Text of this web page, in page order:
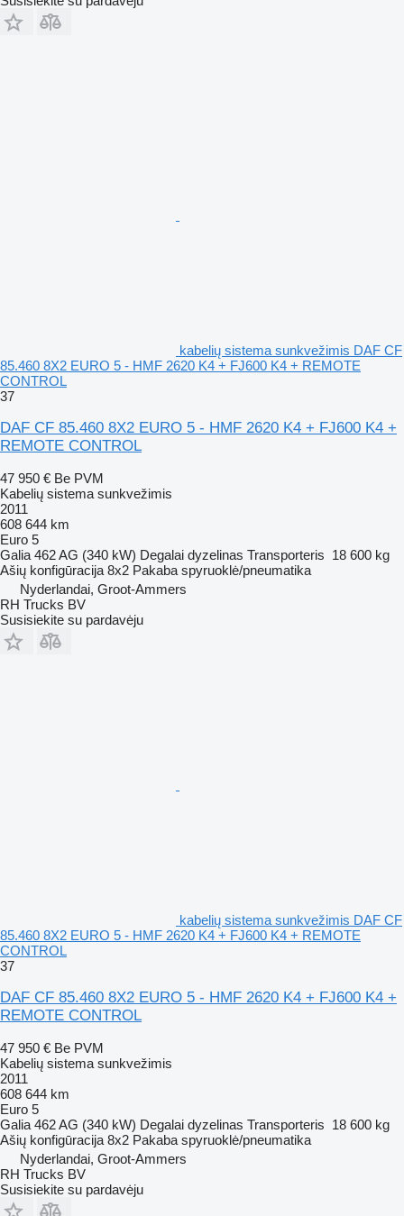
kabelių sistema sunkvežimis DAF CF
85.460 8X2 EURO 5 - HMF 2620 K4 + FJ600 K4 + REMOTE
CONTROL
37
DAF CF 85.460 8X2 EURO 5 - HMF 2620 K4 + FJ600 K4 +
REMOTE CONTROL
47 950 € Be PVM
Kabelių sistema sunkvežimis
2011
608 644 km
Euro 5
Galia 462 AG (340 kW) Degalai dyzelinas Transporteris 18 600 kg
Ašių konfigūracija 8x2 Pakaba spyruoklė/pneumatika
Nyderlandai, Groot-Ammers
RH Trucks BV
Susisiekite su pardavėju
kabelių sistema sunkvežimis DAF CF
85.460 8X2 EURO 5 - HMF 2620 K4 + FJ600 K4 + REMOTE
CONTROL
37
DAF CF 85.460 8X2 EURO 5 - HMF 2620 K4 + FJ600 K4 +
REMOTE CONTROL
47 950 € Be PVM
Kabelių sistema sunkvežimis
2011
608 644 km
Euro 5
Galia 462 AG (340 kW) Degalai dyzelinas Transporteris 18 600 kg
Ašių konfigūracija 8x2 Pakaba spyruoklė/pneumatika
Nyderlandai, Groot-Ammers
RH Trucks BV
Susisiekite su pardavėju